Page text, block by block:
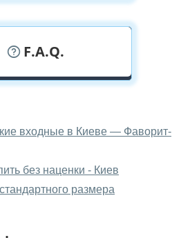
F.A.Q.
вживую?
двери входные в нашем
магазин?
входные в Киеве — Фаворит-
без наценки - Киев
размера